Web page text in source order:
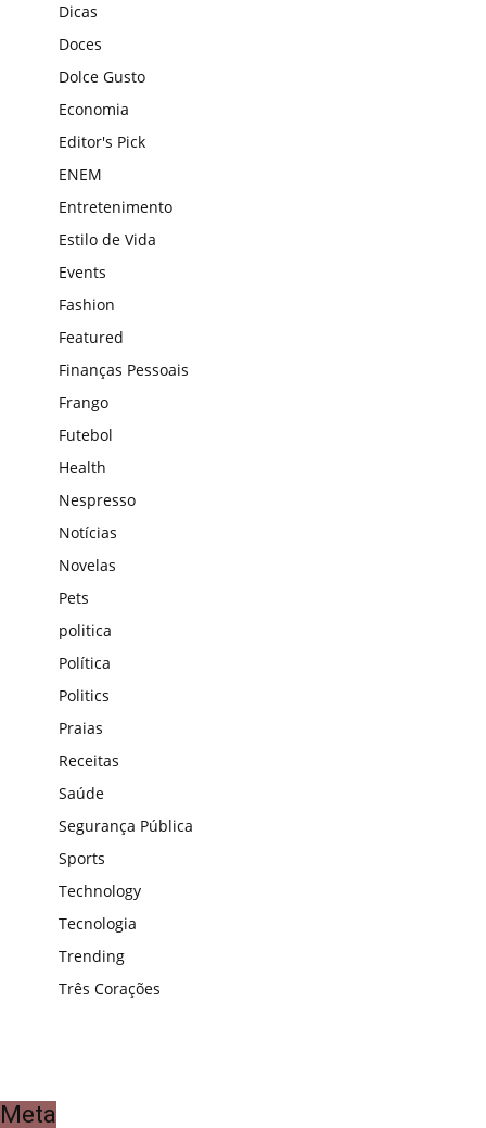
Dicas
Doces
Dolce Gusto
Economia
Editor's Pick
ENEM
Entretenimento
Estilo de Vida
Events
Fashion
Featured
Finanças Pessoais
Frango
Futebol
Health
Nespresso
Notícias
Novelas
Pets
politica
Política
Politics
Praias
Receitas
Saúde
Segurança Pública
Sports
Technology
Tecnologia
Trending
Três Corações
Meta